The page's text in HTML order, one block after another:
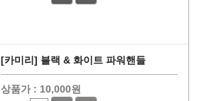
[카미리] 블랙 & 화이트 파워핸들
상품가 : 10,000원